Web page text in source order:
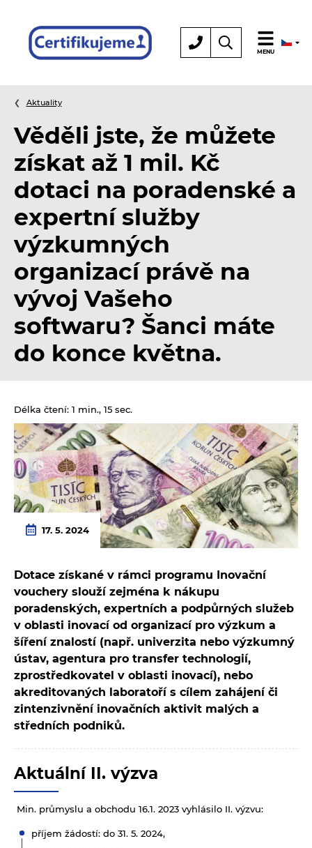
Certifikace MENU
Aktuality
Věděli jste, že můžete
získat až 1 mil. Kč
dotaci na poradenské a
expertní služby
výzkumných
organizací právě na
vývoj Vašeho
softwaru? Šanci máte
do konce května.
Délka čtení: 1 min., 15 sec.
17. 5. 2024
Dotace získané v rámci programu Inovační
vouchery slouží zejména k nákupu
poradenských, expertních a podpůrných služeb
v oblasti inovací od organizací pro výzkum a
šíření znalostí (např. univerzita nebo výzkumný
ústav, agentura pro transfer technologií,
zprostředkovatel v oblasti inovací), nebo
akreditovaných laboratoří s cílem zahájení či
zintenzivnění inovačních aktivit malých a
středních podniků.
Aktuální II. výzva
Min. průmyslu a obchodu 16.1. 2023 vyhlásilo II. výzvu:
příjem žádostí: do 31. 5. 2024,